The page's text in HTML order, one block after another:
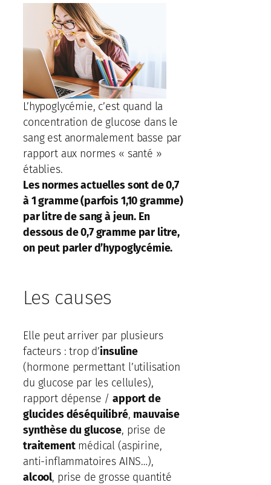
L’hypoglycémie, c’est quand la
concentration de glucose dans le
sang est anormalement basse par
rapport aux normes « santé »
établies.
Les normes actuelles sont de 0,7
à 1 gramme (parfois 1,10gramme)
par litre de sang à jeun. En
dessous de 0,7 gramme par litre,
on peut parler d’hypoglycémie.
Les causes
Elle peut arriver par plusieurs
facteurs : trop d’insuline
(hormone permettant l’utilisation
du glucose par les cellules),
rapport dépense /apport de
glucides déséquilibré, mauvaise
synthèse du glucose, prise de
traitementmédical (aspirine,
anti-inflammatoires AINS…),
alcool, prise de grosse quantité